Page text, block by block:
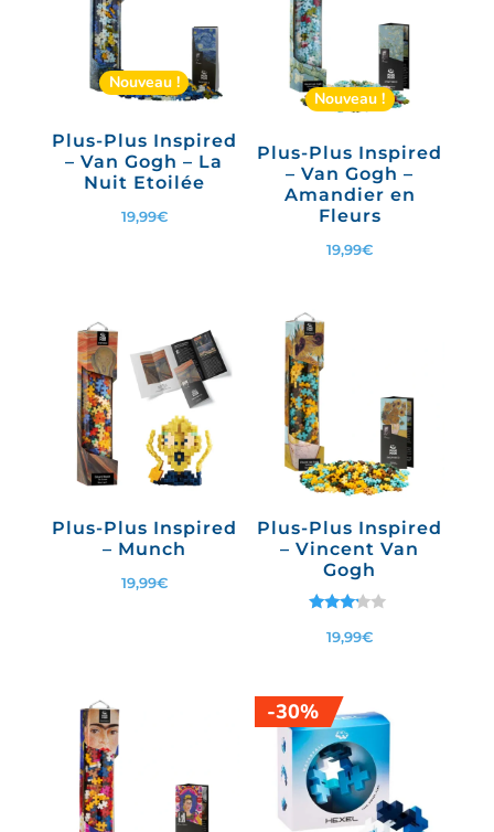
au
plus
ancien
Nouveau !
Plus-Plus Inspired
– Van Gogh – La
Nuit Etoilée
19,99€
Nouveau !
Plus-Plus Inspired
– Van Gogh –
Amandier en
Fleurs
19,99€
Plus-Plus Inspired
– Munch
19,99€
Plus-Plus Inspired
– Vincent Van
Gogh
3.00
19,99€
-30%